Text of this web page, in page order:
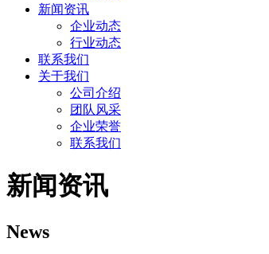
新闻资讯
企业动态
行业动态
联系我们
关于我们
公司介绍
团队风采
企业荣誉
联系我们
新闻资讯
News